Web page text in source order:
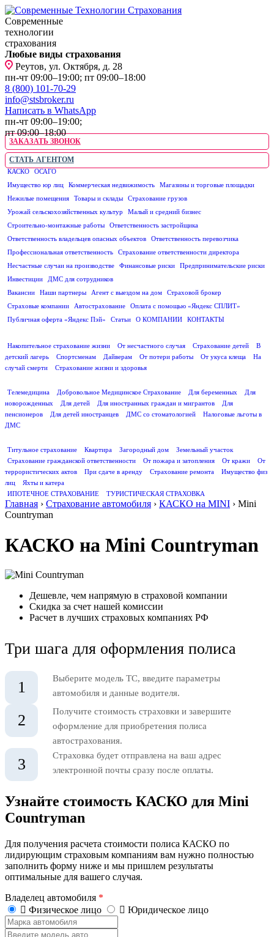
Современные
технологии
страхования
Любые виды страхования
Реутов, ул. Октября, д. 28
пн-чт 09:00–19:00; пт 09:00–18:00
8 (800) 101-70-29
info@stsbroker.ru
Написать в WhatsApp
пн-чт 09:00–19:00;
пт 09:00–18:00
ЗАКАЗАТЬ ЗВОНОК
СТАТЬ АГЕНТОМ
КАСКО ОСАГО
Имущество юр лиц
Коммерческая недвижимость
Магазины и торговые площадки
Нежилые помещения
Товары и склады
Страхование грузов
Урожай сельскохозяйственных культур
Малый и средний бизнес
Строительно-монтажные работы
Ответственность застройщика
Ответственность владельцев опасных объектов
Ответственность перевозчика
Профессиональная ответственность
Страхование ответственности директора
Несчастные случаи на производстве
Финансовые риски
Предпринимательские риски
Инвестиции
ДМС для сотрудников
Вакансии
Наши партнеры Агент с выездом на дом
Страховой брокер
Страховые компании
Автострахование
Оплата с помощью «Яндекс СПЛИТ»
Публичная оферта «Яндекс Пэй»
Статьи О КОМПАНИИ
КОНТАКТЫ
Накопительное страхование жизни
От несчастного случая Страхование детей
В
детский лагерь
Спортсменам Дайверам От потери работы От укуса клеща
На
случай смерти
Страхование жизни и здоровья
Телемедицина
Добровольное Медицинское Страхование Для беременных
Для
новорожденных
Для детей Для иностранных граждан и мигрантов
Для
пенсионеров
Для детей иностранцев ДМС со стоматологией
Налоговые льготы в
ДМС
Титульное страхование
Квартира Загородный дом
Земельный участок
Страхование гражданской ответственности
От пожара и затопления От кражи
От
террористических актов
При сдаче в аренду Страхование ремонта
Имущество физ
лиц
Яхты и катера
ИПОТЕЧНОЕ СТРАХОВАНИЕ
ТУРИСТИЧЕСКАЯ СТРАХОВКА
Главная › Страхование автомобиля › КАСКО на MINI › Mini
Countryman
КАСКО на Mini Countryman
Дешевле, чем напрямую в страховой компании
Скидка за счет нашей комиссии
Расчет в лучших страховых компаниях РФ
Три шага для оформления полиса
1
Выберите модель ТС, введите параметры
автомобиля и данные водителя.
2
Получите стоимость страховки и завершите
оформление для приобретения полиса
автострахования.
3
Страховка будет отправлена на ваш адрес
электронной почты сразу после оплаты.
Узнайте стоимость КАСКО для Mini
Countryman
Для получения расчета стоимости полиса КАСКО по
лидирующим страховым компаниям вам нужно полностью
заполнить форму ниже и мы пришлем результаты
оптимальные для вашего случая.
Владелец автомобиля *
Физическое лицо
Юридическое лицо
Марка
автомобиля
Введите